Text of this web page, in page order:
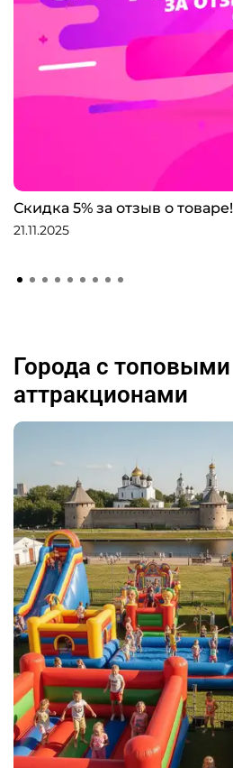
Скидка 5% за отзыв о товаре!
21.11.2025
Города с топовыми
аттракционами